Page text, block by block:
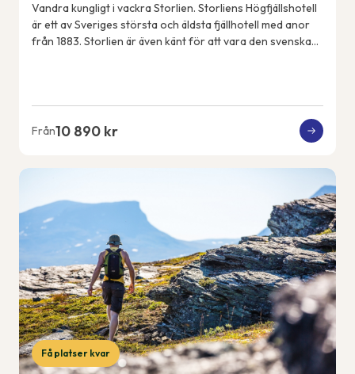
Vandra kungligt i vackra Storlien. Storliens Högfjällshotell
är ett av Sveriges största och äldsta fjällhotell med anor
från 1883. Storlien är även känt för att vara den svenska
Från10 890 kr
Få platser kvar